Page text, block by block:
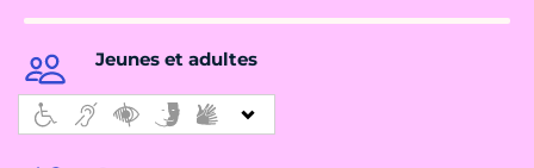
Jeunes et adultes